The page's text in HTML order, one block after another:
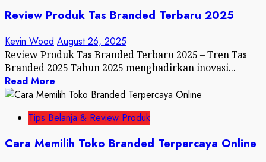
Review Produk Tas Branded Terbaru 2025
Kevin Wood August 26, 2025
Review Produk Tas Branded Terbaru 2025 – Tren Tas
Branded 2025 Tahun 2025 menghadirkan inovasi...
Read More
Tips Belanja & Review Produk
Cara Memilih Toko Branded Terpercaya Online